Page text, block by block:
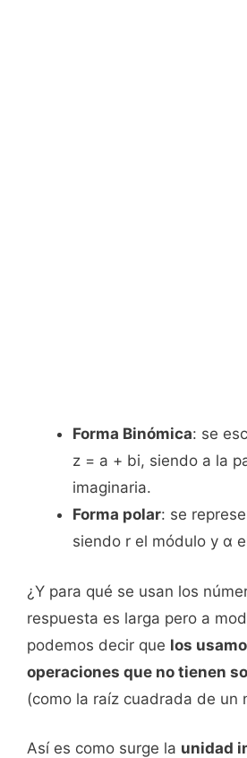
Forma Binómica: se
z = a + bi, siendo a la
imaginaria.
Forma polar: se
siendo r el módulo y α
¿Y para qué se usan los
respuesta es larga pero a
podemos decir que los
operaciones que no tienen
(como la raíz cuadrada de un
Así es como surge la unidad